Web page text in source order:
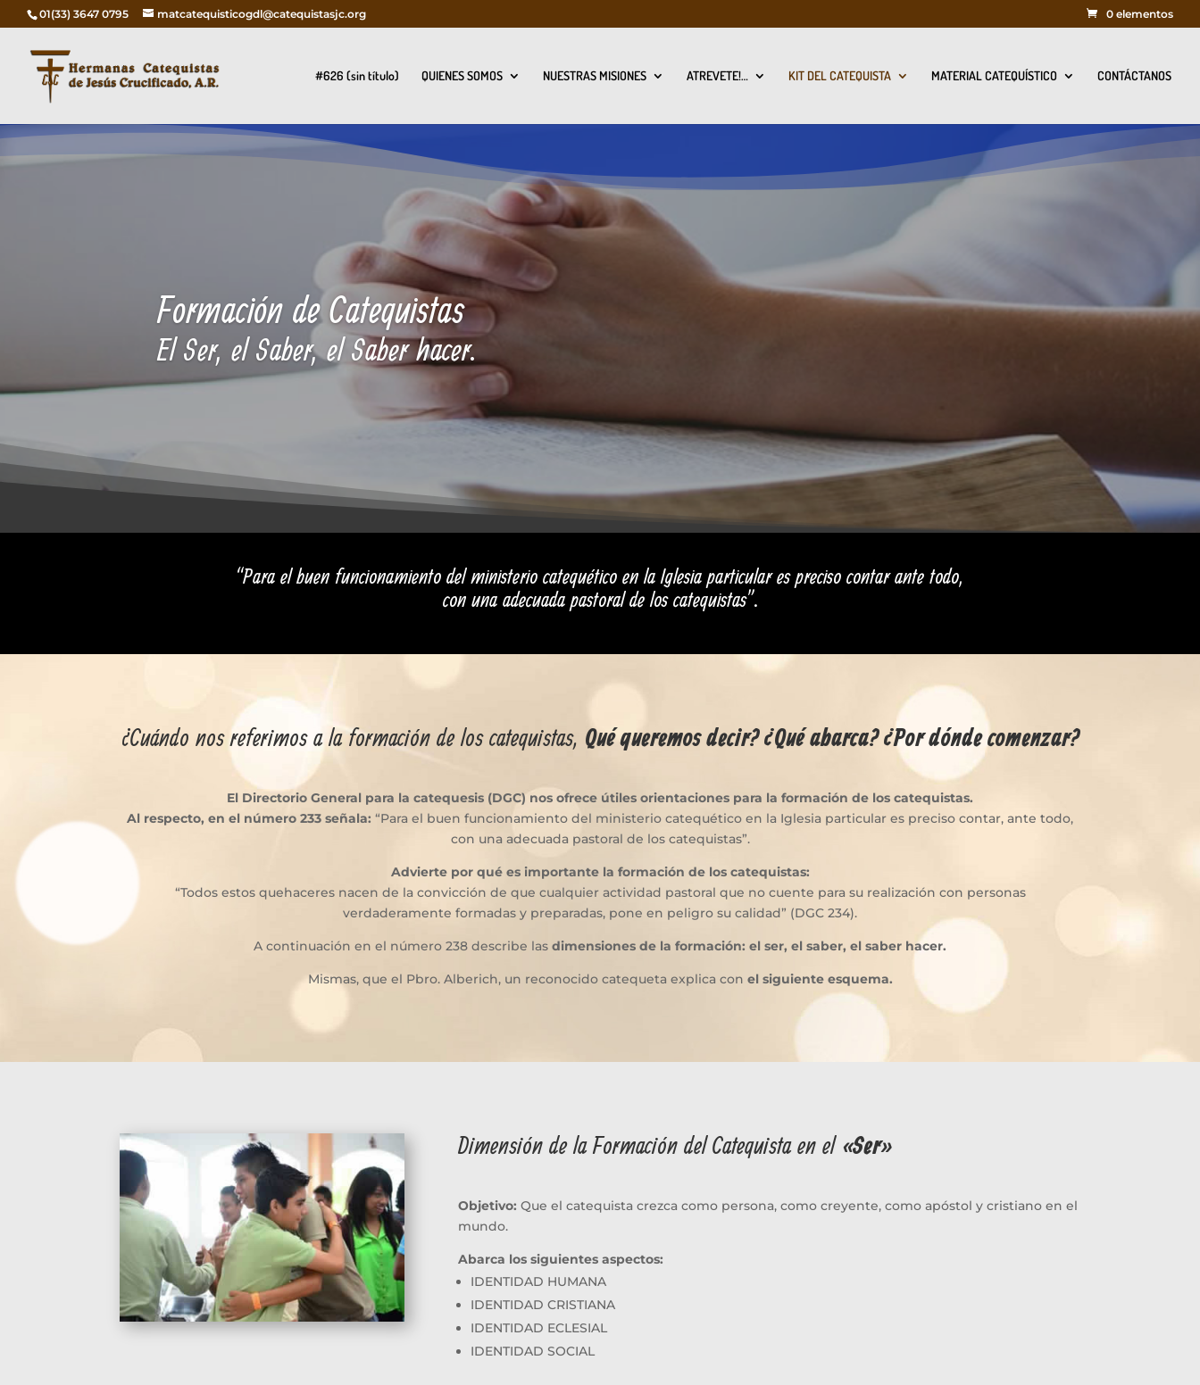
01(33) 3647 0795 matcatequisticogdl@catequistasjc.org 0 elementos
#626 (sin título) QUIENES SOMOS NUESTRAS MISIONES ATREVETE!… KIT DEL CATEQUISTA MATERIAL CATEQUÍSTICO CONTÁCTANOS
Formación de Catequistas
El Ser, el Saber, el Saber hacer.
“Para el buen funcionamiento del ministerio catequético en la Iglesia particular es preciso contar ante todo,
con una adecuada pastoral de los catequistas”.
¿Cuándo nos referimos a la formación de los catequistas, Qué queremos decir? ¿Qué abarca? ¿Por dónde comenzar?
El Directorio General para la catequesis (DGC) nos ofrece útiles orientaciones para la formación de los catequistas.
Al respecto, en el número 233 señala: “Para el buen funcionamiento del ministerio catequético en la Iglesia particular es preciso contar, ante todo,
con una adecuada pastoral de los catequistas”.
Advierte por qué es importante la formación de los catequistas:
“Todos estos quehaceres nacen de la convicción de que cualquier actividad pastoral que no cuente para su realización con personas
verdaderamente formadas y preparadas, pone en peligro su calidad” (DGC 234).
A continuación en el número 238 describe las dimensiones de la formación: el ser, el saber, el saber hacer.
Mismas, que el Pbro. Alberich, un reconocido catequeta explica con el siguiente esquema.
Dimensión de la Formación del Catequista en el«Ser»
Objetivo: Que el catequista crezca como persona, como creyente, como apóstol y cristiano en el
mundo.
Abarca los siguientes aspectos:
IDENTIDAD HUMANA
IDENTIDAD CRISTIANA
IDENTIDAD ECLESIAL
IDENTIDAD SOCIAL